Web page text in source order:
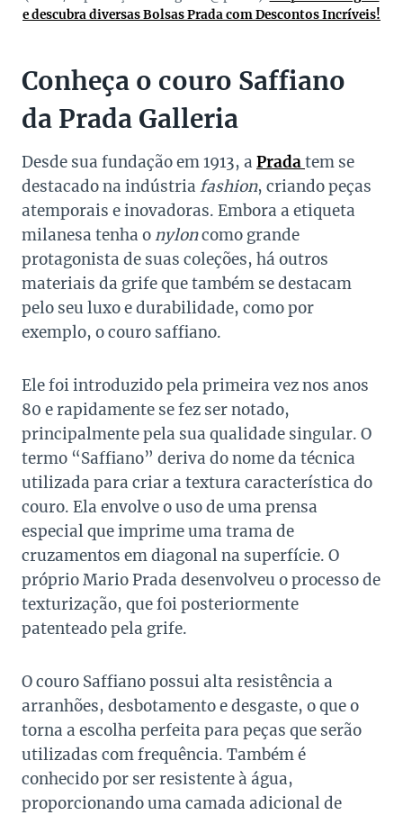
e descubra diversas Bolsas Prada com Descontos Incríveis!
Conheça o couro Saffiano
da Prada Galleria
Desde sua fundação em 1913, a Pradatem se
destacado na indústria fashion, criando peças
atemporais e inovadoras. Embora a etiqueta
milanesa tenha onyloncomo grande
protagonista de suas coleções, há outros
materiais da grife que também se destacam
pelo seu luxo e durabilidade, como por
exemplo, o couro saffiano.
Ele foi introduzido pela primeira vez nos anos
80 e rapidamente se fez ser notado,
principalmente pela sua qualidade singular. O
termo “Saffiano” deriva do nome da técnica
utilizada para criar a textura característica do
couro. Ela envolve o uso de uma prensa
especial que imprime uma trama de
cruzamentos em diagonal na superfície. O
próprio Mario Prada desenvolveu o processo de
texturização, que foi posteriormente
patenteado pela grife.
O couro Saffiano possui alta resistência a
arranhões, desbotamento e desgaste, o que o
torna a escolha perfeita para peças que serão
utilizadas com frequência. Também é
conhecido por ser resistente à água,
proporcionando uma camada adicional de